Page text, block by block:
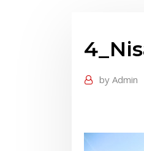
by Admin